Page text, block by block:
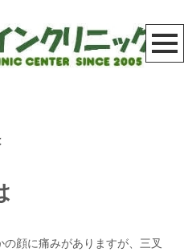
顔に痛みがありますが、三叉